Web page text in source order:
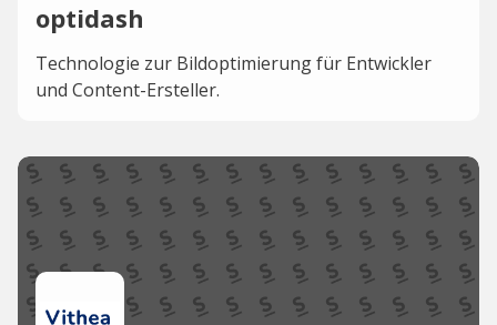
optidash
Technologie zur Bildoptimierung für Entwickler
und Content-Ersteller.